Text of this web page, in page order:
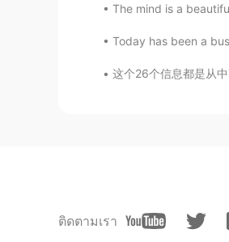
The mind is a
Today has been a
这个26个信息都是从中国来的！😊我先睡
ติดตามเรา